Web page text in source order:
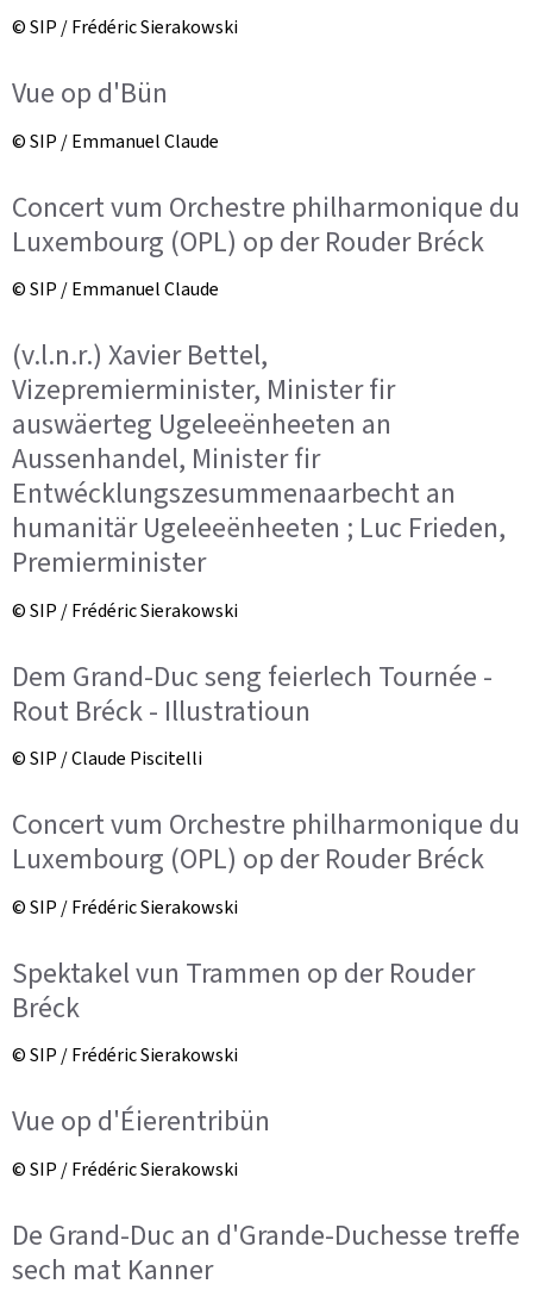
© SIP / Frédéric Sierakowski
Vue op d'Bün
© SIP / Emmanuel Claude
Concert vum Orchestre philharmonique du
Luxembourg (OPL) op der Rouder Bréck
© SIP / Emmanuel Claude
(v.l.n.r.) Xavier Bettel,
Vizepremierminister, Minister fir
auswäerteg Ugeleeënheeten an
Aussenhandel, Minister fir
Entwécklungszesummenaarbecht an
humanitär Ugeleeënheeten ; Luc Frieden,
Premierminister
© SIP / Frédéric Sierakowski
Dem Grand-Duc seng feierlech Tournée -
Rout Bréck - Illustratioun
© SIP / Claude Piscitelli
Concert vum Orchestre philharmonique du
Luxembourg (OPL) op der Rouder Bréck
© SIP / Frédéric Sierakowski
Spektakel vun Trammen op der Rouder
Bréck
© SIP / Frédéric Sierakowski
Vue op d'Éierentribün
© SIP / Frédéric Sierakowski
De Grand-Duc an d'Grande-Duchesse treffe
sech mat Kanner